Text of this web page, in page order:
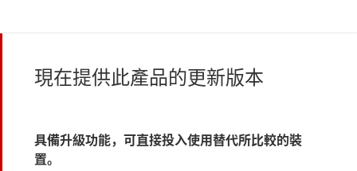
現在提供此產品的更新版本
具備升級功能，可直接投入使用替代所比較的裝
置。